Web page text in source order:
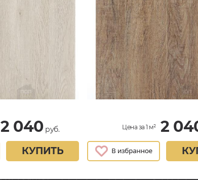
2 040руб.
КУПИТЬ
Цена за 1 м² 2